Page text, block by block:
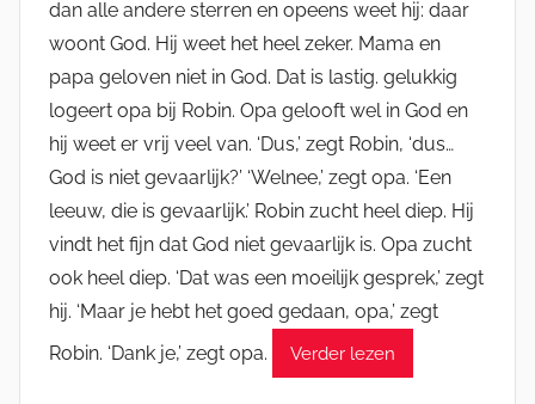
dan alle andere sterren en opeens weet hij: daar
woont God. Hij weet het heel zeker. Mama en
papa geloven niet in God. Dat is lastig. gelukkig
logeert opa bij Robin. Opa gelooft wel in God en
hij weet er vrij veel van. ‘Dus,’ zegt Robin, ‘dus…
God is niet gevaarlijk?’ ‘Welnee,’ zegt opa. ‘Een
leeuw, die is gevaarlijk.’ Robin zucht heel diep. Hij
vindt het fijn dat God niet gevaarlijk is. Opa zucht
ook heel diep. ‘Dat was een moeilijk gesprek,’ zegt
hij. ‘Maar je hebt het goed gedaan, opa,’ zegt
Robin. ‘Dank je,’ zegt opa.
Verder lezen